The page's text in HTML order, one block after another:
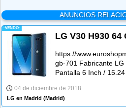
ANUNCIOS
-VENDO-
LG V30 H930 64
https://
gb-701 Fabricante
Pantalla 6 Inch /
04 de diciembre de 2018
LG en Madrid (Madrid)